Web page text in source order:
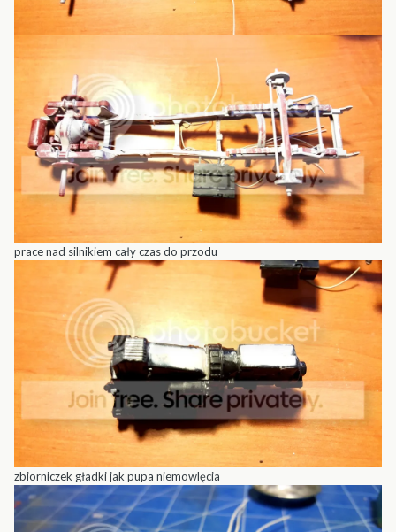
prace nad silnikiem cały czas do przodu
zbiorniczek gładki jak pupa niemowlęcia